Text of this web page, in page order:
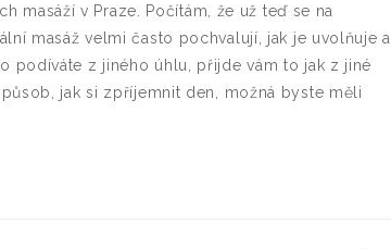
masáží v Praze. Počítám, že už teď se na
masáž velmi často pochvalují, jak je uvolňuje a
podíváte z jiného úhlu, přijde vám to jak z jiné
jak si zpříjemnit den, možná byste měli